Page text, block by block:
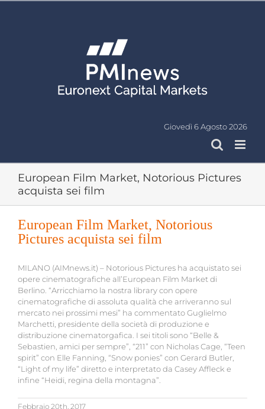
Giovedì 6 Agosto 2026
European Film Market, Notorious Pictures
acquista sei film
European Film Market, Notorious
Pictures acquista sei film
MILANO (AIMnews.it) – Notorious Pictures ha acquistato sei
opere cinematografiche all’European Film Market di
Berlino. “Arricchiamo la nostra library con opere
cinematografiche di assoluta qualità che arriveranno sul
mercato nei prossimi mesi” ha commentato Guglielmo
Marchetti, presidente della società di produzione e
distribuzione cinematorgafica. I sei titoli sono “Belle &
Sebastien, amici per sempre”, “211” con Nicholas Cage, “Teen
spirit” con Elle Fanning, “Snow ponies” con Gerard Butler,
“Light of my life” diretto e interpretato da Casey Affleck e
infine “Heidi, regina della montagna”.
Febbraio 20th, 2017